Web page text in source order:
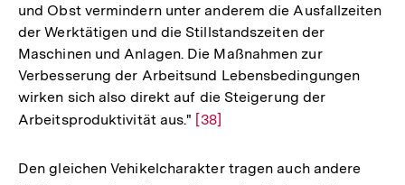
und Obst vermindern unter anderem die Ausfallzeiten
der Werktätigen und die Stillstandszeiten der
Maschinen und Anlagen. Die Maßnahmen zur
Verbesserung der Arbeitsund Lebensbedingungen
wirken sich also direkt auf die Steigerung der
Arbeitsproduktivität aus." Zur
der
[38]
Den gleichen Vehikelcharakter tragen auch andere